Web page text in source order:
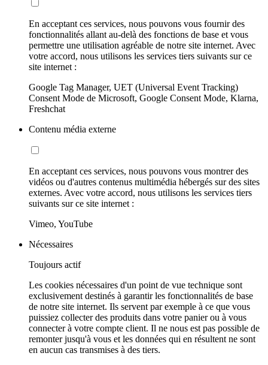
En acceptant ces services, nous pouvons vous fournir des
fonctionnalités allant au-delà des fonctions de base et vous
permettre une utilisation agréable de notre site internet. Avec
votre accord, nous utilisons les services tiers suivants sur ce
site internet :
Google Tag Manager, UET (Universal Event Tracking)
Consent Mode de Microsoft, Google Consent Mode, Klarna,
Freshchat
Contenu média externe
En acceptant ces services, nous pouvons vous montrer des
vidéos ou d'autres contenus multimédia hébergés sur des sites
externes. Avec votre accord, nous utilisons les services tiers
suivants sur ce site internet :
Vimeo, YouTube
Nécessaires
Toujours actif
Les cookies nécessaires d'un point de vue technique sont
exclusivement destinés à garantir les fonctionnalités de base
de notre site internet. Ils servent par exemple à ce que vous
puissiez collecter des produits dans votre panier ou à vous
connecter à votre compte client. Il ne nous est pas possible de
remonter jusqu'à vous et les données qui en résultent ne sont
en aucun cas transmises à des tiers.